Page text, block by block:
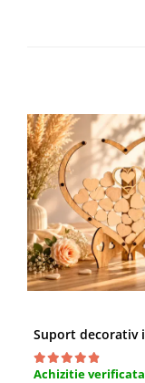
Achizitie verificata